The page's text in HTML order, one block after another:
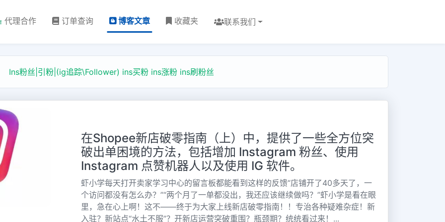
代理合作 订单查询 博客文章 收藏夹 联系我们
Ins粉丝|引粉|(ig追踪\Follower) ins买粉 ins涨粉 ins刷粉丝
在Shopee新店破零指南（上）中，提供了一些全方位突
破出单困境的方法，包括增加 Instagram 粉丝、使用
Instagram 点赞机器人以及使用 IG 软件。
虾小学每天打开卖家学习中心的留言板都能看到这样的反馈“店铺开了40多天了，一
个访问都没有怎么办？”“两个月了一单都没出，我还应该继续做吗？”虾小学是看在眼
里，急在心上啊！这不——终于为大家上线新店破零指南！！专治各种疑难杂症！新
入驻？新站点“水土不服”？开新店运营突破重围？瓶颈期？统统看过来！...